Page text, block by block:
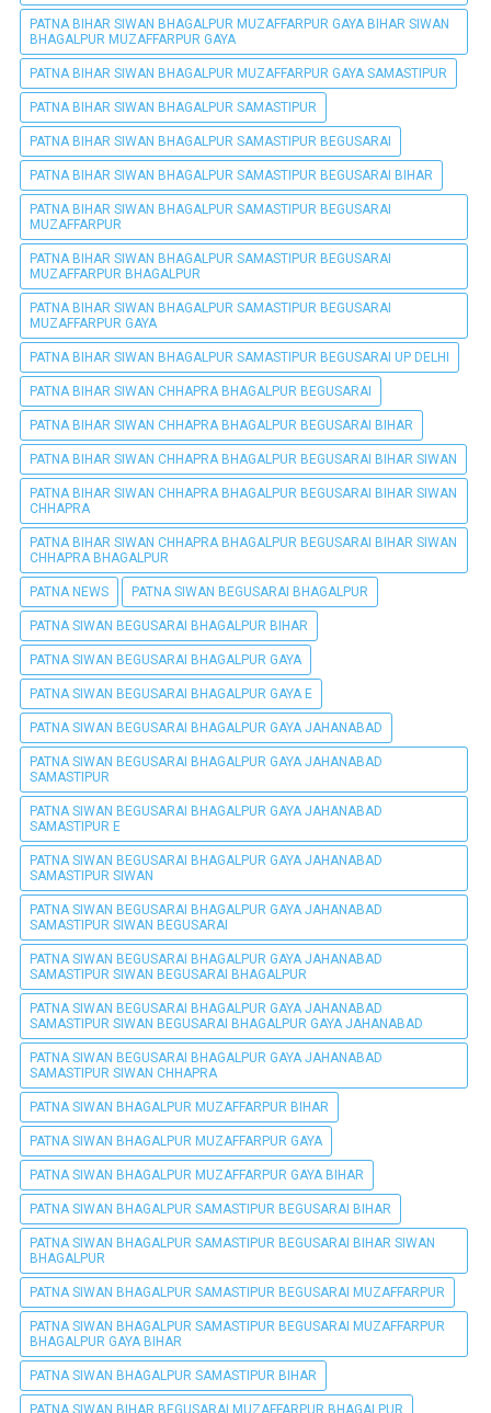
PATNA BIHAR SIWAN BHAGALPUR MUZAFFARPUR GAYA BIHAR SIWAN
BHAGALPUR MUZAFFARPUR GAYA
PATNA BIHAR SIWAN BHAGALPUR MUZAFFARPUR GAYA SAMASTIPUR
PATNA BIHAR SIWAN BHAGALPUR SAMASTIPUR
PATNA BIHAR SIWAN BHAGALPUR SAMASTIPUR BEGUSARAI
PATNA BIHAR SIWAN BHAGALPUR SAMASTIPUR BEGUSARAI BIHAR
PATNA BIHAR SIWAN BHAGALPUR SAMASTIPUR BEGUSARAI
MUZAFFARPUR
PATNA BIHAR SIWAN BHAGALPUR SAMASTIPUR BEGUSARAI
MUZAFFARPUR BHAGALPUR
PATNA BIHAR SIWAN BHAGALPUR SAMASTIPUR BEGUSARAI
MUZAFFARPUR GAYA
PATNA BIHAR SIWAN BHAGALPUR SAMASTIPUR BEGUSARAI UP DELHI
PATNA BIHAR SIWAN CHHAPRA BHAGALPUR BEGUSARAI
PATNA BIHAR SIWAN CHHAPRA BHAGALPUR BEGUSARAI BIHAR
PATNA BIHAR SIWAN CHHAPRA BHAGALPUR BEGUSARAI BIHAR SIWAN
PATNA BIHAR SIWAN CHHAPRA BHAGALPUR BEGUSARAI BIHAR SIWAN
CHHAPRA
PATNA BIHAR SIWAN CHHAPRA BHAGALPUR BEGUSARAI BIHAR SIWAN
CHHAPRA BHAGALPUR
PATNA NEWS PATNA SIWAN BEGUSARAI BHAGALPUR
PATNA SIWAN BEGUSARAI BHAGALPUR BIHAR
PATNA SIWAN BEGUSARAI BHAGALPUR GAYA
PATNA SIWAN BEGUSARAI BHAGALPUR GAYA E
PATNA SIWAN BEGUSARAI BHAGALPUR GAYA JAHANABAD
PATNA SIWAN BEGUSARAI BHAGALPUR GAYA JAHANABAD
SAMASTIPUR
PATNA SIWAN BEGUSARAI BHAGALPUR GAYA JAHANABAD
SAMASTIPUR E
PATNA SIWAN BEGUSARAI BHAGALPUR GAYA JAHANABAD
SAMASTIPUR SIWAN
PATNA SIWAN BEGUSARAI BHAGALPUR GAYA JAHANABAD
SAMASTIPUR SIWAN BEGUSARAI
PATNA SIWAN BEGUSARAI BHAGALPUR GAYA JAHANABAD
SAMASTIPUR SIWAN BEGUSARAI BHAGALPUR
PATNA SIWAN BEGUSARAI BHAGALPUR GAYA JAHANABAD
SAMASTIPUR SIWAN BEGUSARAI BHAGALPUR GAYA JAHANABAD
PATNA SIWAN BEGUSARAI BHAGALPUR GAYA JAHANABAD
SAMASTIPUR SIWAN CHHAPRA
PATNA SIWAN BHAGALPUR MUZAFFARPUR BIHAR
PATNA SIWAN BHAGALPUR MUZAFFARPUR GAYA
PATNA SIWAN BHAGALPUR MUZAFFARPUR GAYA BIHAR
PATNA SIWAN BHAGALPUR SAMASTIPUR BEGUSARAI BIHAR
PATNA SIWAN BHAGALPUR SAMASTIPUR BEGUSARAI BIHAR SIWAN
BHAGALPUR
PATNA SIWAN BHAGALPUR SAMASTIPUR BEGUSARAI MUZAFFARPUR
PATNA SIWAN BHAGALPUR SAMASTIPUR BEGUSARAI MUZAFFARPUR
BHAGALPUR GAYA BIHAR
PATNA SIWAN BHAGALPUR SAMASTIPUR BIHAR